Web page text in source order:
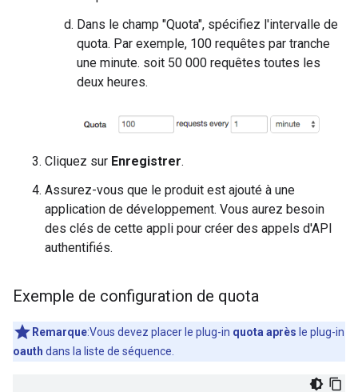
Dans le champ "Quota", spécifiez l'intervalle de
quota. Par exemple, 100 requêtes par tranche
une minute. soit 50 000 requêtes toutes les
deux heures.
Cliquez sur Enregistrer.
Assurez-vous que le produit est ajouté à une
application de développement. Vous aurez besoin
des clés de cette appli pour créer des appels d'API
authentifiés.
Exemple de configuration de quota
Remarque:Vous devez placer le plug-in quota après le plug-in
oauth dans la liste de séquence.